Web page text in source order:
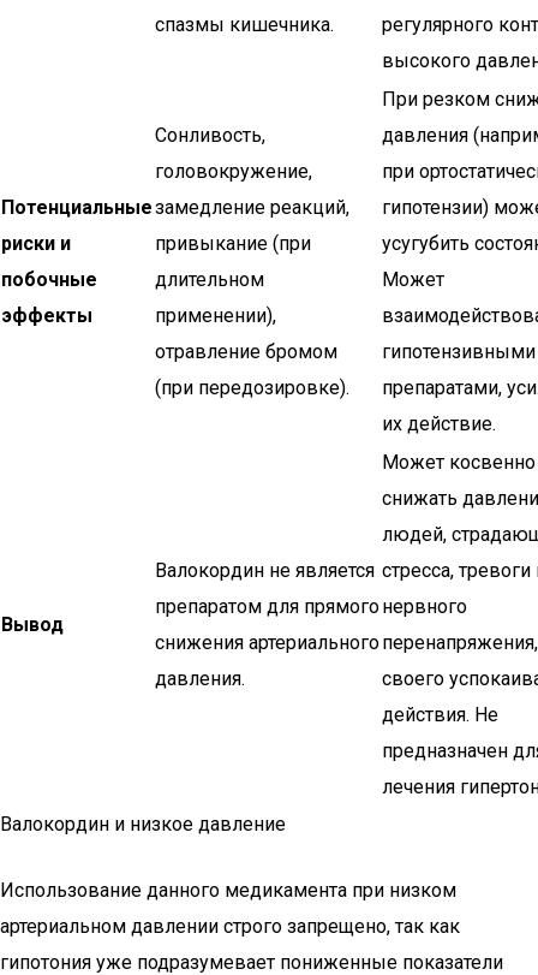
спазмы кишечника.
регулярного
высокого
Потенциальные
риски и
побочные
эффекты
Сонливость,
головокружение,
замедление реакций,
привыкание (при
длительном
применении),
отравление бромом
(при передозировке).
При резком
давления
при
гипотензии)
усугубить
Может
гипотензивными
препаратами,
их действие.
Вывод
Валокордин не является
препаратом для прямого
снижения артериального
давления.
Может косвенно
снижать
людей,
стресса, тревоги
нервного
своего
действия. Не
предназначен
лечения
Валокордин и низкое давление
Использование данного медикамента при низком
артериальном давлении строго запрещено, так как
гипотония уже подразумевает пониженные показатели